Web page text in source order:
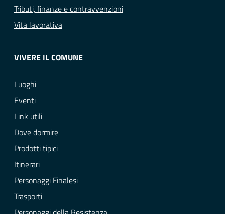
Tributi, finanze e contravvenzioni
Vita lavorativa
VIVERE IL COMUNE
Luoghi
Eventi
Link utili
Dove dormire
Prodotti tipici
Itinerari
Personaggi Finalesi
Trasporti